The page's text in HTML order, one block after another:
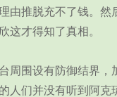
由推脱充不了钱。然
这才得知了真相。
围设有防御结界，
人们并没有听到阿克